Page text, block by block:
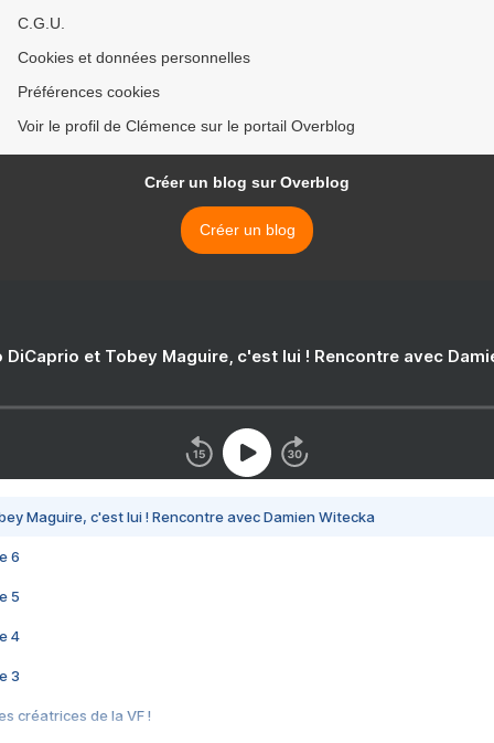
C.G.U.
Cookies et données personnelles
Préférences cookies
Voir le profil de Clémence sur le portail Overblog
Créer un blog sur Overblog
Créer un blog
DiCaprio et Tobey Maguire, c'est lui ! Rencontre avec
Maguire, c'est lui ! Rencontre avec Damien Witecka
6
5
4
3
créatrices de la VF !